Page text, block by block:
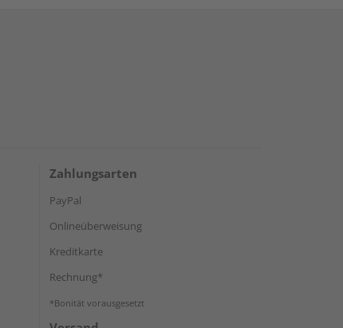
Zahlungsarten
PayPal
Onlineüberweisung
Kreditkarte
Rechnung*
*Bonität vorausgesetzt